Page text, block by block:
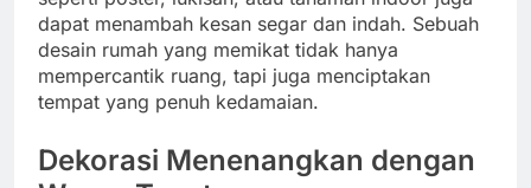
dapat menambah kesan segar dan indah. Sebuah
desain rumah yang memikat tidak hanya
mempercantik ruang, tapi juga menciptakan
tempat yang penuh kedamaian.
Dekorasi Menenangkan dengan